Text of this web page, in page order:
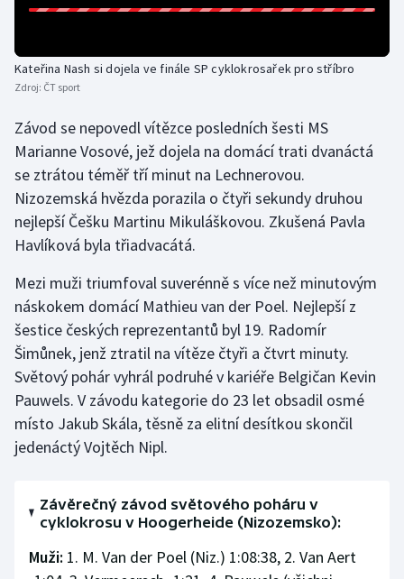
Rychlobruslení
Rychlostní kanoistika
Sportovní střelba
Stolní tenis
Triatlon
Veslování
Vodní slalom
Volejbal
Ostatní
Kateřina Nash si dojela ve finále SP cyklokrosařek pro stříbro
Zdroj: ČT sport
Závod se nepovedl vítězce posledních šesti MS
Marianne Vosové, jež dojela na domácí trati dvanáctá
se ztrátou téměř tří minut na Lechnerovou.
Nizozemská hvězda porazila o čtyři sekundy druhou
nejlepší Češku Martinu Mikuláškovou. Zkušená Pavla
Havlíková byla třiadvacátá.
Mezi muži triumfoval suverénně s více než minutovým
náskokem domácí Mathieu van der Poel. Nejlepší z
šestice českých reprezentantů byl 19. Radomír
Šimůnek, jenž ztratil na vítěze čtyři a čtvrt minuty.
Světový pohár vyhrál podruhé v kariéře Belgičan Kevin
Pauwels. V závodu kategorie do 23 let obsadil osmé
místo Jakub Skála, těsně za elitní desítkou skončil
jedenáctý Vojtěch Nipl.
Závěrečný závod světového poháru v
cyklokrosu v Hoogerheide (Nizozemsko):
Muži: 1. M. Van der Poel (Niz.) 1:08:38, 2. Van Aert